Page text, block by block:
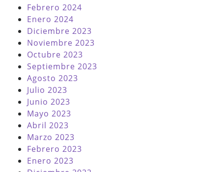
Febrero 2024
Enero 2024
Diciembre 2023
Noviembre 2023
Octubre 2023
Septiembre 2023
Agosto 2023
Julio 2023
Junio 2023
Mayo 2023
Abril 2023
Marzo 2023
Febrero 2023
Enero 2023